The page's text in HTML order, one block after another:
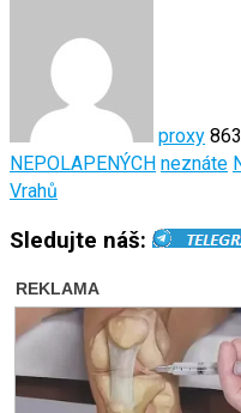
proxy
NEPOLAPENÝCH neznáte
Vrahů
Sledujte náš: